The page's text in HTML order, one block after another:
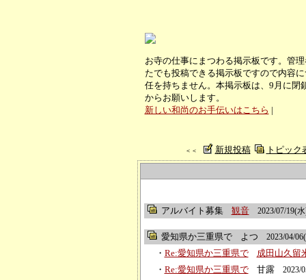
お寺の仕事にまつわる掲示板です。管
たでも投稿できる掲示板ですので内容
任を持ちません。本掲示板は、9月に閉
からお願いします。
新しい和尚のお手伝いはこちら |
＜＜ 新規投稿 トピック
アルバイト募集 観音 2023/07/19(
愛知県か三重県でよつ 2023/04/
・ Re:愛知県か三重県で
成田山久留
・ Re:愛知県か三重県で甘露 2023/